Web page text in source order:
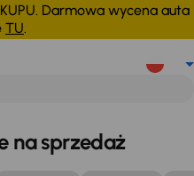
Darmowa wycena auta
TU.
na sprzedaż